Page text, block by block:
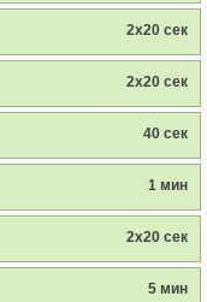
2x20 сек
2x20 сек
40 сек
1 мин
2x20 сек
5 мин